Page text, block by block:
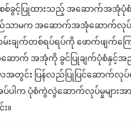
စ်ခွင့်ပြုထားသည့် အဆောက်အအုံပုံ
သည်သာမက အဆောက်အအုံဆောက်လုပ်ခ
းချက်တစ်ရပ်ရပ်ကို ဖောက်ဖျက်ကြ
ဆောက် အအုံကို ခွင်ပြုချက်ပုံစံနှင့်
င်း ပြန်လည်ပြုပြင်ဆောက်လုပ်
ါက ပုံစံကွဲလွဲဆောက်လုပ်မှုများအား
း။